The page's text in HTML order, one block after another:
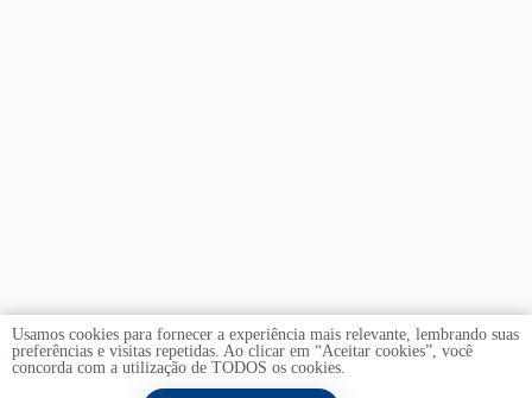
Usamos cookies para fornecer a experiência mais relevante, lembrando suas
preferências e visitas repetidas. Ao clicar em “Aceitar cookies”, você
concorda com a utilização de TODOS os cookies.